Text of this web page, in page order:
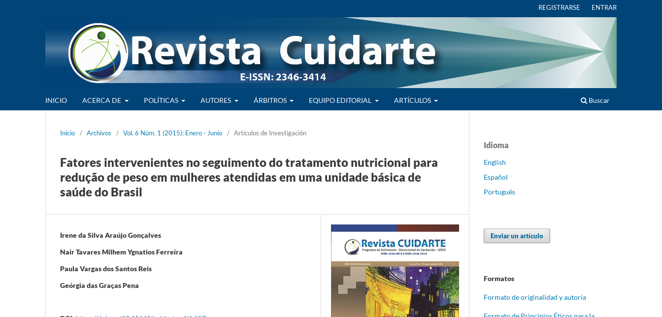
INICIO ACERCA DE POLÍTICAS AUTORES ÁRBITROS EQUIPO EDITORIAL ARTÍCULOS Buscar
REGISTRARSE ENTRAR
Inicio / Archivos / Vol. 6 Núm. 1 (2015): Enero - Junio / Artículos de Investigación
Fatores intervenientes no seguimento do tratamento nutricional para
redução de peso em mulheres atendidas em uma unidade básica de
saúde do Brasil
Irene da Silva Araújo Gonçalves
Nair Tavares Milhem Ygnatios Ferreira
Paula Vargas dos Santos Reis
Geórgia das Graças Pena
Idioma
English
Español
Português
Enviar un artículo
Formatos
Formato de originalidad y autoría